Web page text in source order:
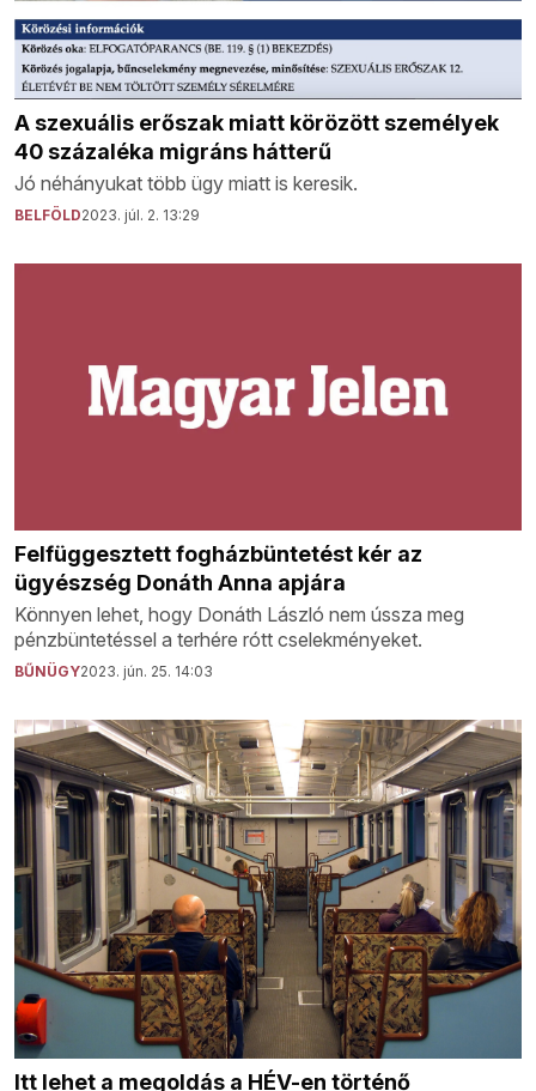
A szexuális erőszak miatt körözött személyek
40 százaléka migráns hátterű
Jó néhányukat több ügy miatt is keresik.
BELFÖLD2023. júl. 2. 13:29
Felfüggesztett fogházbüntetést kér az
ügyészség Donáth Anna apjára
Könnyen lehet, hogy Donáth László nem ússza meg
pénzbüntetéssel a terhére rótt cselekményeket.
BŰNÜGY2023. jún. 25. 14:03
Itt lehet a megoldás a HÉV-en történő